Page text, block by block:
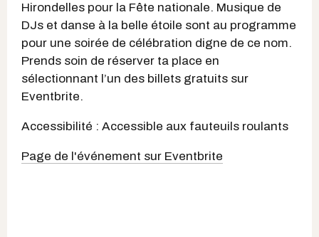
Hirondelles pour la Fête nationale. Musique de
DJs et danse à la belle étoile sont au programme
pour une soirée de célébration digne de ce nom.
Prends soin de réserver ta place en
sélectionnant l’un des billets gratuits sur
Eventbrite.
Accessibilité : Accessible aux fauteuils roulants
Page de l'événement sur Eventbrite